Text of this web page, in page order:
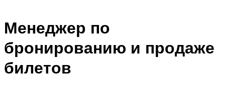
Менеджер по
бронированию и продаже
билетов